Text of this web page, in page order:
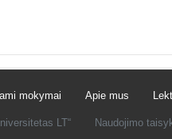
mokymai Apie mus
LT“ Naudojimo